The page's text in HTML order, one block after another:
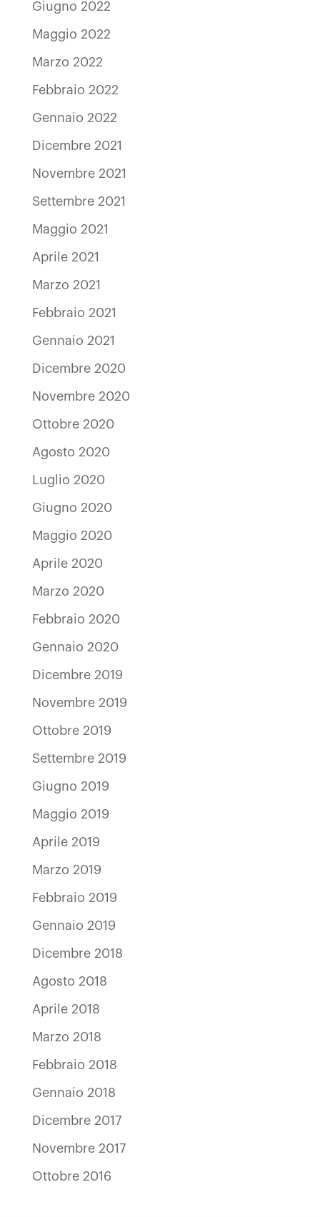
Giugno 2022
Maggio 2022
Marzo 2022
Febbraio 2022
Gennaio 2022
Dicembre 2021
Novembre 2021
Settembre 2021
Maggio 2021
Aprile 2021
Marzo 2021
Febbraio 2021
Gennaio 2021
Dicembre 2020
Novembre 2020
Ottobre 2020
Agosto 2020
Luglio 2020
Giugno 2020
Maggio 2020
Aprile 2020
Marzo 2020
Febbraio 2020
Gennaio 2020
Dicembre 2019
Novembre 2019
Ottobre 2019
Settembre 2019
Giugno 2019
Maggio 2019
Aprile 2019
Marzo 2019
Febbraio 2019
Gennaio 2019
Dicembre 2018
Agosto 2018
Aprile 2018
Marzo 2018
Febbraio 2018
Gennaio 2018
Dicembre 2017
Novembre 2017
Ottobre 2016